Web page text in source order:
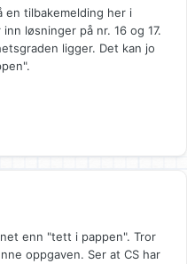
tilbakemelding her i
løsninger på nr. 16 og 17.
ligger. Det kan jo
enn "tett i pappen". Tror
oppgaven. Ser at CS har